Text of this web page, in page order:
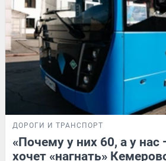
ДОРОГИ И ТРАНСПОРТ
«Почему у них 60, а у нас
хочет «нагнать»